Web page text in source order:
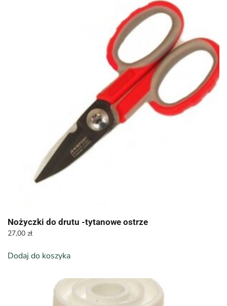
Nożyczki do drutu -tytanowe ostrze
27,00 zł
Dodaj do koszyka